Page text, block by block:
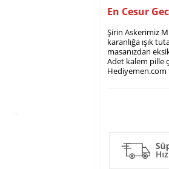
En Cesur
Şirin Askerimiz
karanlığa ışık
masanızdan
Adet kalem pille
Hediyemen.com